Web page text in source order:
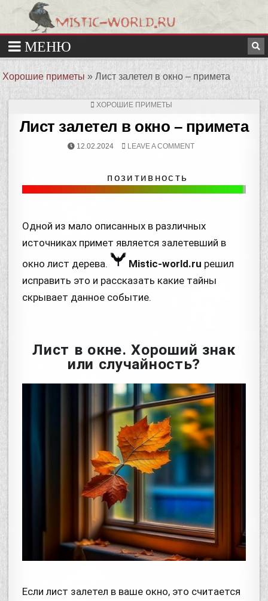
Хорошие приметы »Лист залетел в окно – примета
ХОРОШИЕ ПРИМЕТЫ
Лист залетел в окно – примета
12.02.2024 LEAVE A COMMENT
позитивность
Одной из мало описанных в различных
источниках примет является залетевший в
окно лист дерева.
Mistic-world.ru решил
исправить это и рассказать какие тайны
скрывает данное событие.
Лист в окне. Хороший знак
или случайность?
Если лист залетел в ваше окно, это считается